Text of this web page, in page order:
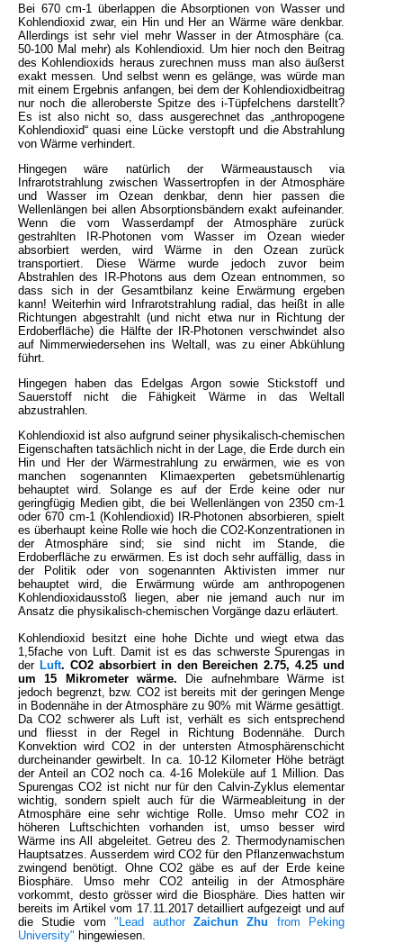
Bei 670 cm-1 überlappen die Absorptionen von Wasser und
Kohlendioxid zwar, ein Hin und Her an Wärme wäre denkbar.
Allerdings ist sehr viel mehr Wasser in der Atmosphäre (ca.
50-100 Mal mehr) als Kohlendioxid. Um hier noch den Beitrag
des Kohlendioxids heraus zurechnen muss man also äußerst
exakt messen. Und selbst wenn es gelänge, was würde man
mit einem Ergebnis anfangen, bei dem der Kohlendioxidbeitrag
nur noch die alleroberste Spitze des i-Tüpfelchens darstellt?
Es ist also nicht so, dass ausgerechnet das „anthropogene
Kohlendioxid“ quasi eine Lücke verstopft und die Abstrahlung
von Wärme verhindert.
Hingegen wäre natürlich der Wärmeaustausch via
Infrarotstrahlung zwischen Wassertropfen in der Atmosphäre
und Wasser im Ozean denkbar, denn hier passen die
Wellenlängen bei allen Absorptionsbändern exakt aufeinander.
Wenn die vom Wasserdampf der Atmosphäre zurück
gestrahlten IR-Photonen vom Wasser im Ozean wieder
absorbiert werden, wird Wärme in den Ozean zurück
transportiert. Diese Wärme wurde jedoch zuvor beim
Abstrahlen des IR-Photons aus dem Ozean entnommen, so
dass sich in der Gesamtbilanz keine Erwärmung ergeben
kann! Weiterhin wird Infrarotstrahlung radial, das heißt in alle
Richtungen abgestrahlt (und nicht etwa nur in Richtung der
Erdoberfläche) die Hälfte der IR-Photonen verschwindet also
auf Nimmerwiedersehen ins Weltall, was zu einer Abkühlung
führt.
Hingegen haben das Edelgas Argon sowie Stickstoff und
Sauerstoff nicht die Fähigkeit Wärme in das Weltall
abzustrahlen.
Kohlendioxid ist also aufgrund seiner physikalisch-chemischen
Eigenschaften tatsächlich nicht in der Lage, die Erde durch ein
Hin und Her der Wärmestrahlung zu erwärmen, wie es von
manchen sogenannten Klimaexperten gebetsmühlenartig
behauptet wird. Solange es auf der Erde keine oder nur
geringfügig Medien gibt, die bei Wellenlängen von 2350 cm-1
oder 670 cm-1 (Kohlendioxid) IR-Photonen absorbieren, spielt
es überhaupt keine Rolle wie hoch die CO2-Konzentrationen in
der Atmosphäre sind; sie sind nicht im Stande, die
Erdoberfläche zu erwärmen. Es ist doch sehr auffällig, dass in
der Politik oder von sogenannten Aktivisten immer nur
behauptet wird, die Erwärmung würde am anthropogenen
Kohlendioxidausstoß liegen, aber nie jemand auch nur im
Ansatz die physikalisch-chemischen Vorgänge dazu erläutert.
Kohlendioxid besitzt eine hohe Dichte und wiegt etwa das
1,5fache von Luft. Damit ist es das schwerste Spurengas in
der Luft. CO2 absorbiert in den Bereichen 2.75, 4.25 und
um 15 Mikrometer wärme. Die aufnehmbare Wärme ist
jedoch begrenzt, bzw. CO2 ist bereits mit der geringen Menge
in Bodennähe in der Atmosphäre zu 90% mit Wärme gesättigt.
Da CO2 schwerer als Luft ist, verhält es sich entsprechend
und fliesst in der Regel in Richtung Bodennähe. Durch
Konvektion wird CO2 in der untersten Atmosphärenschicht
durcheinander gewirbelt. In ca. 10-12 Kilometer Höhe beträgt
der Anteil an CO2 noch ca. 4-16 Moleküle auf 1 Million. Das
Spurengas CO2 ist nicht nur für den Calvin-Zyklus elementar
wichtig, sondern spielt auch für die Wärmeableitung in der
Atmosphäre eine sehr wichtige Rolle. Umso mehr CO2 in
höheren Luftschichten vorhanden ist, umso besser wird
Wärme ins All abgeleitet. Getreu des 2. Thermodynamischen
Hauptsatzes. Ausserdem wird CO2 für den Pflanzenwachstum
zwingend benötigt. Ohne CO2 gäbe es auf der Erde keine
Biosphäre. Umso mehr CO2 anteilig in der Atmosphäre
vorkommt, desto grösser wird die Biosphäre. Dies hatten wir
bereits im Artikel vom 17.11.2017 detailliert aufgezeigt und auf
die Studie vom"Lead author Zaichun Zhu from Peking
University" hingewiesen.